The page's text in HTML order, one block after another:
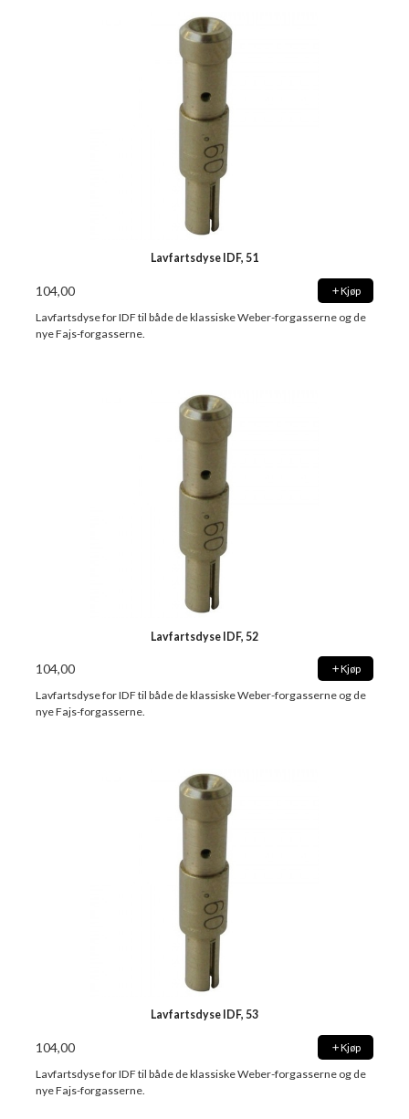
Lavfartsdyse IDF, 51
104,00 Kjøp
Lavfartsdyse for IDF til både de klassiske Weber-forgasserne og de
nye Fajs-forgasserne.
Lavfartsdyse IDF, 52
104,00 Kjøp
Lavfartsdyse for IDF til både de klassiske Weber-forgasserne og de
nye Fajs-forgasserne.
Lavfartsdyse IDF, 53
104,00 Kjøp
Lavfartsdyse for IDF til både de klassiske Weber-forgasserne og de
nye Fajs-forgasserne.